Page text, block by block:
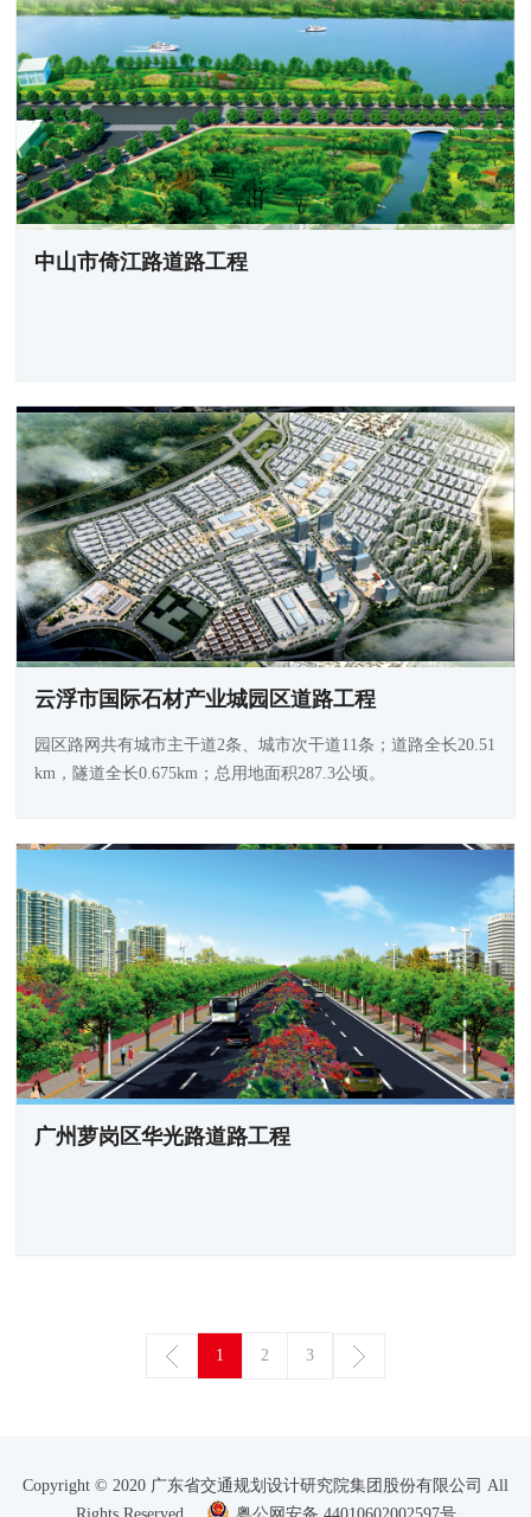
中山市倚江路道路工程
云浮市国际石材产业城园区道路工程
园区路网共有城市主干道2条、城市次干道11条；道路全长20.51
km，隧道全长0.675km；总用地面积287.3公顷。
广州萝岗区华光路道路工程
1 2 3
Copyright © 2020 广东省交通规划设计研究院集团股份有限公司 All